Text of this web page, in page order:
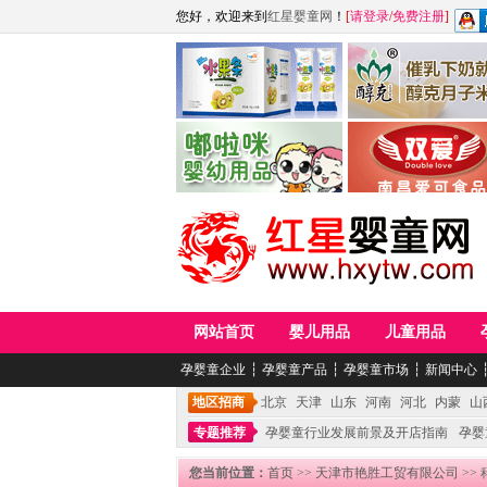
您好，欢迎来到 红星婴童网 ！ [请登录/免费注册]
江西麦嘟嘟食品有限公司
青岛嘟啦咪婴幼儿用品公司
江西醇之客月子米
网站首页 婴儿用品 儿童用品
孕婴童企业 ┆ 孕婴童产品 ┆ 孕婴童市场 ┆ 新闻中心
地区招商 北京 天津 山东 河南 河北 内蒙
山
专题推荐
孕婴童行业发展前景及开店指南 孕
您当前位置： 首页 >> 天津市艳胜工贸有限公司 >>